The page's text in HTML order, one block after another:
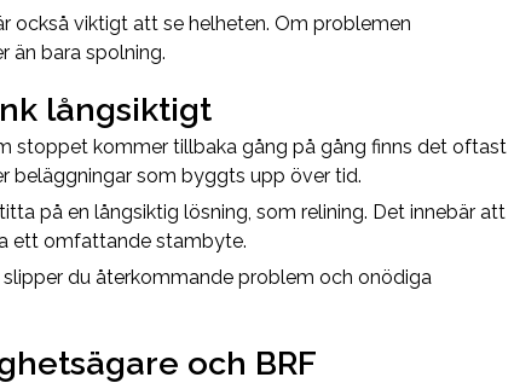
också viktigt att se helheten. Om problemen
än bara spolning.
långsiktigt
stoppet kommer tillbaka gång på gång finns det oftast
beläggningar som byggts upp över tid.
på en långsiktig lösning, som relining. Det innebär att
ett omfattande stambyte.
du återkommande problem och onödiga
och BRF